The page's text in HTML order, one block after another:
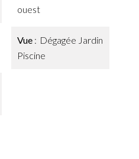
ouest
Vue
Dégagée Jardin
Piscine